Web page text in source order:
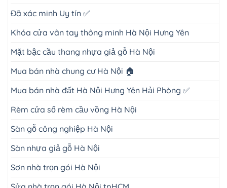
Đã xác minh Uy tín ✅
Khóa cửa vân tay thông minh Hà Nội Hưng Yên
Mặt bậc cầu thang nhựa giả gỗ Hà Nội
Mua bán nhà chung cư Hà Nội 🏠
Mua bán nhà đất Hà Nội Hưng Yên Hải Phòng ✅
Rèm cửa sổ rèm cầu vồng Hà Nội
Sàn gỗ công nghiệp Hà Nội
Sàn nhựa giả gỗ Hà Nội
Sơn nhà trọn gói Hà Nội